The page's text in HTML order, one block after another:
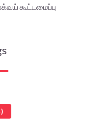
கூட்டமைப்பு